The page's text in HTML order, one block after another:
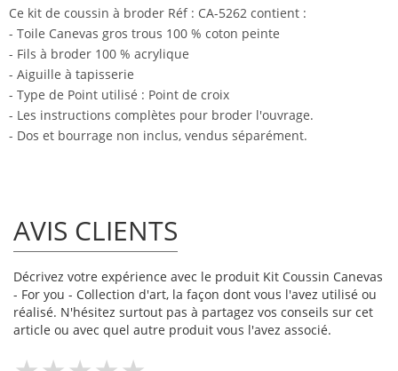
Ce kit de coussin à broder Réf : CA-5262 contient :
- Toile Canevas gros trous 100 % coton peinte
- Fils à broder 100 % acrylique
- Aiguille à tapisserie
- Type de Point utilisé : Point de croix
- Les instructions complètes pour broder l'ouvrage.
- Dos et bourrage non inclus, vendus séparément.
AVIS CLIENTS
Décrivez votre expérience avec le produit Kit Coussin Canevas
- For you - Collection d'art, la façon dont vous l'avez utilisé ou
réalisé. N'hésitez surtout pas à partagez vos conseils sur cet
article ou avec quel autre produit vous l'avez associé.